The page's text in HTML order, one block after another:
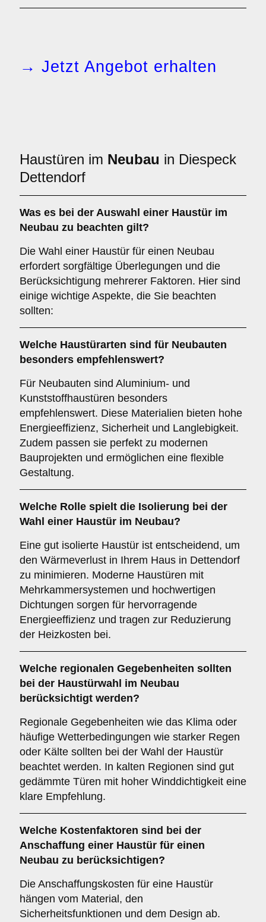
→ Jetzt Angebot erhalten
Haustüren im Neubau in Diespeck
Dettendorf
Was es bei der Auswahl einer Haustür im
Neubau zu beachten gilt?
Die Wahl einer Haustür für einen Neubau
erfordert sorgfältige Überlegungen und die
Berücksichtigung mehrerer Faktoren. Hier sind
einige wichtige Aspekte, die Sie beachten
sollten:
Welche Haustürarten sind für Neubauten
besonders empfehlenswert?
Für Neubauten sind Aluminium- und
Kunststoffhaustüren besonders
empfehlenswert. Diese Materialien bieten hohe
Energieeffizienz, Sicherheit und Langlebigkeit.
Zudem passen sie perfekt zu modernen
Bauprojekten und ermöglichen eine flexible
Gestaltung.
Welche Rolle spielt die Isolierung bei der
Wahl einer Haustür im Neubau?
Eine gut isolierte Haustür ist entscheidend, um
den Wärmeverlust in Ihrem Haus in Dettendorf
zu minimieren. Moderne Haustüren mit
Mehrkammersystemen und hochwertigen
Dichtungen sorgen für hervorragende
Energieeffizienz und tragen zur Reduzierung
der Heizkosten bei.
Welche regionalen Gegebenheiten sollten
bei der Haustürwahl im Neubau
berücksichtigt werden?
Regionale Gegebenheiten wie das Klima oder
häufige Wetterbedingungen wie starker Regen
oder Kälte sollten bei der Wahl der Haustür
beachtet werden. In kalten Regionen sind gut
gedämmte Türen mit hoher Winddichtigkeit eine
klare Empfehlung.
Welche Kostenfaktoren sind bei der
Anschaffung einer Haustür für einen
Neubau zu berücksichtigen?
Die Anschaffungskosten für eine Haustür
hängen vom Material, den
Sicherheitsfunktionen und dem Design ab.